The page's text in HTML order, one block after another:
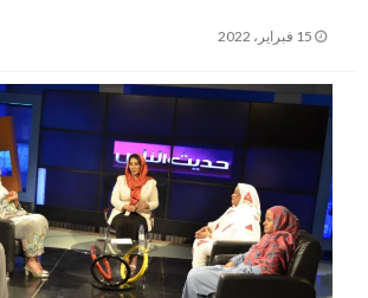
نُشر
15 فبراير، 2022